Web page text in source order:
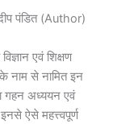
पंडित (Author)
एवं शिक्षण
नाम से नामित इन
गहन अध्ययन एवं
ऐसे महत्त्वपूर्ण